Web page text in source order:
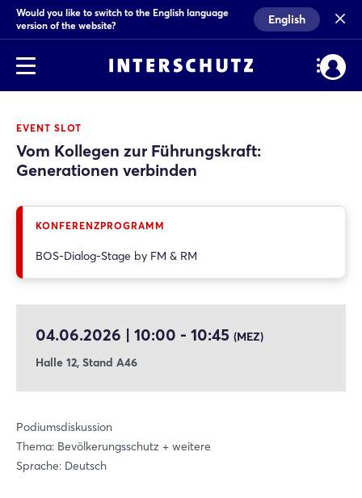
Would you like to switch to the English language
version of the website?
English
EVENT SLOT
Vom Kollegen zur Führungskraft:
Generationen verbinden
KONFERENZPROGRAMM
BOS-Dialog-Stage by FM & RM
04.06.2026 | 10:00 - 10:45 (MEZ)
Halle 12, Stand A46
Podiumsdiskussion
Thema: Bevölkerungsschutz + weitere
Sprache: Deutsch